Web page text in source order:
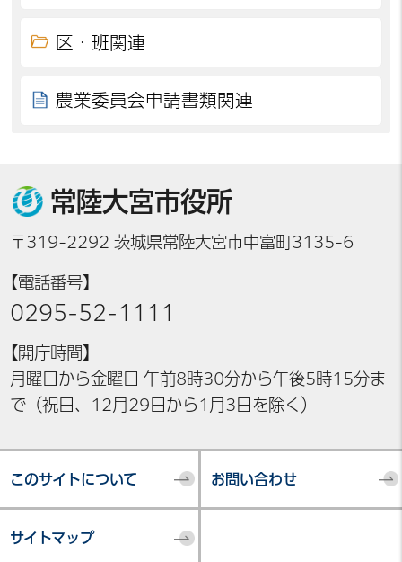
区・班関連
農業委員会申請書類関連
常陸大宮市役所
〒319-2292 茨城県常陸大宮市中富町3135-6
【電話番号】
0295-52-1111
【開庁時間】
月曜日から金曜日 午前8時30分から午後5時15分ま
で（祝日、12月29日から1月3日を除く）
このサイトについて お問い合わせ
サイトマップ